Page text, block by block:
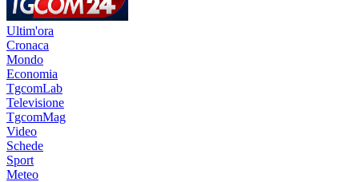
Ultim'ora
Cronaca
Mondo
Economia
TgcomLab
Televisione
TgcomMag
Video
Schede
Sport
Meteo